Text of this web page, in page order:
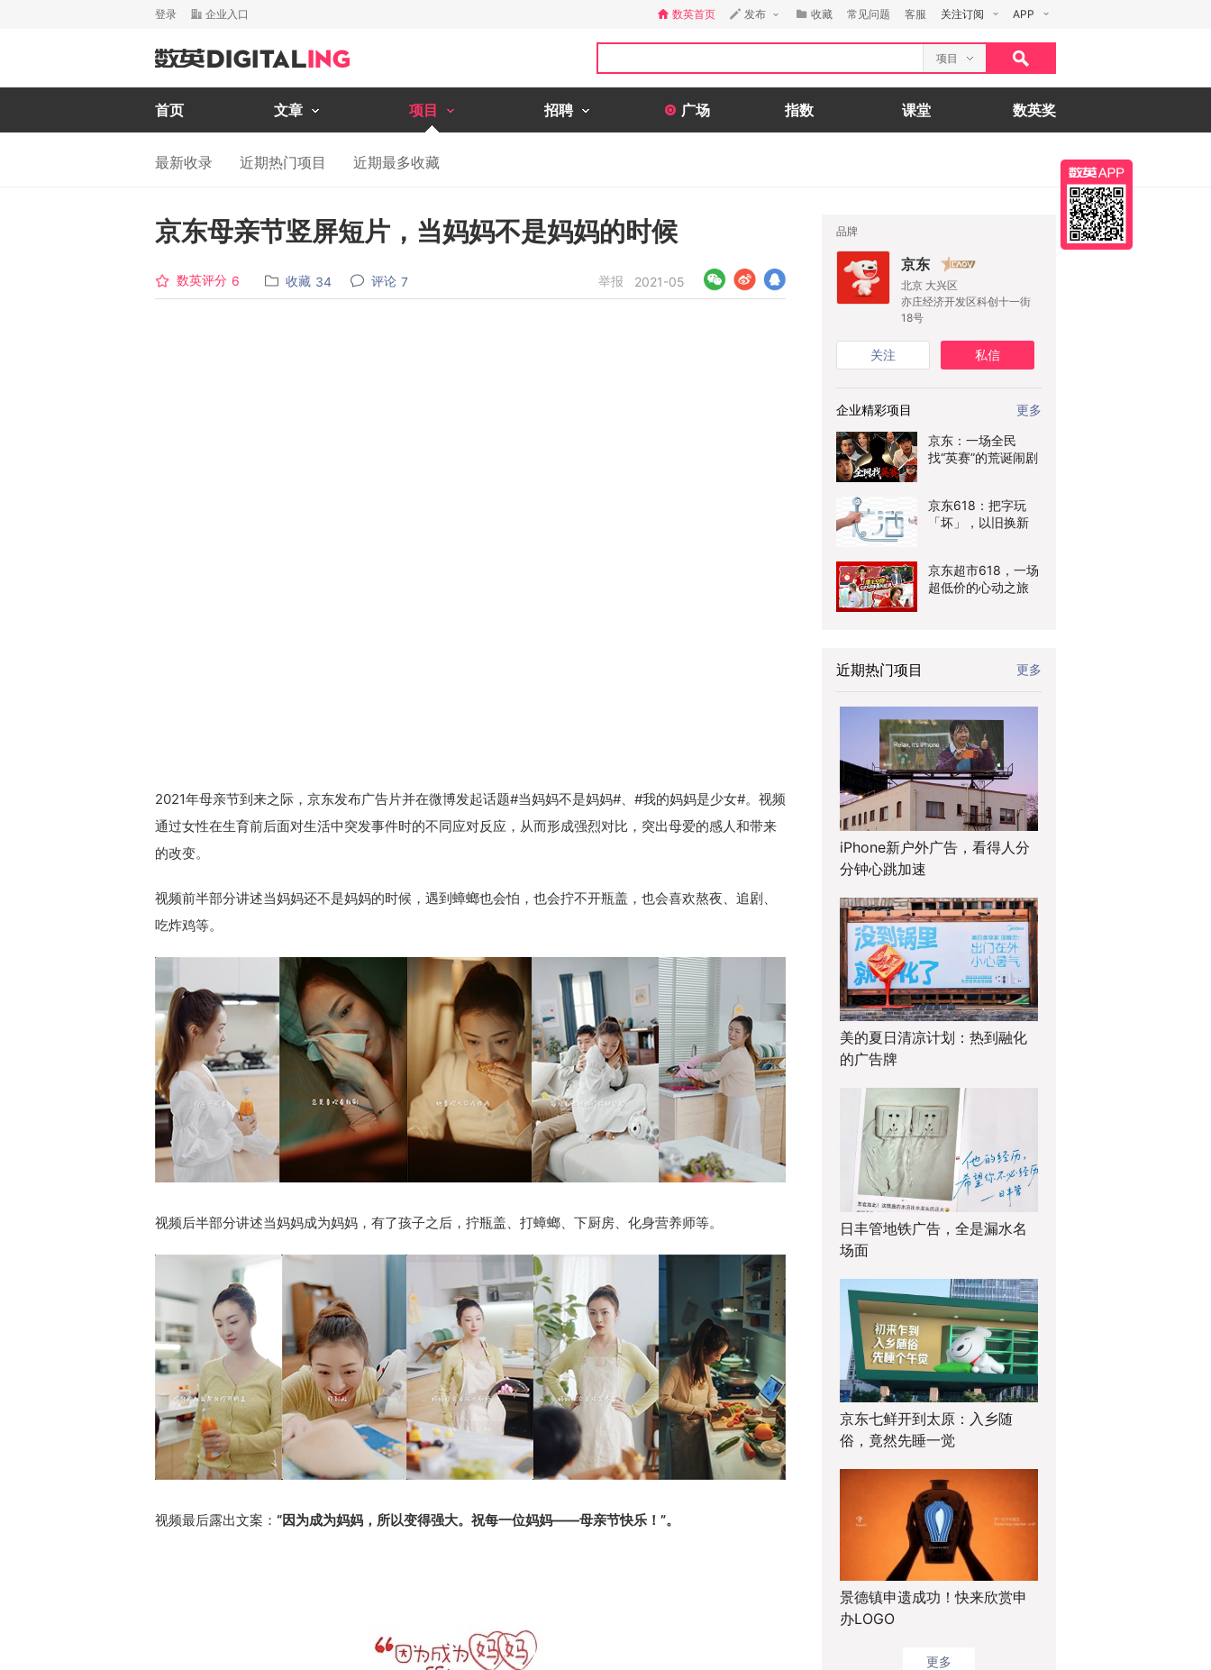
登录 企业入口 数英首页 发布 收藏 常见问题 客服 关注订阅 APP
项目
首页 文章 项目 招聘 广场 指数 课堂 数英奖
最新收录 近期热门项目 近期最多收藏
京东母亲节竖屏短片，当妈妈不是妈妈的时候
数英评分 6 收藏 34 评论 7 举报 2021-05
2021年母亲节到来之际，京东发布广告片并在微博发起话题#当妈妈不是妈妈#、#我的妈妈是少女#。视频
通过女性在生育前后面对生活中突发事件时的不同应对反应，从而形成强烈对比，突出母爱的感人和带来
的改变。
视频前半部分讲述当妈妈还不是妈妈的时候，遇到蟑螂也会怕，也会拧不开瓶盖，也会喜欢熬夜、追剧、
吃炸鸡等。
视频后半部分讲述当妈妈成为妈妈，有了孩子之后，拧瓶盖、打蟑螂、下厨房、化身营养师等。
视频最后露出文案： “因为成为妈妈，所以变得强大。祝每一位妈妈——母亲节快乐！”。
品牌
京东
北京 大兴区
亦庄经济开发区科创十一街
18号
关注 私信
企业精彩项目 更多
京东：一场全民
找“英赛”的荒诞闹剧
京东618：把字玩
「坏」，以旧换新
京东超市618，一场
超低价的心动之旅
近期热门项目 更多
iPhone新户外广告，看得人分
分钟心跳加速
美的夏日清凉计划：热到融化
的广告牌
日丰管地铁广告，全是漏水名
场面
京东七鲜开到太原：入乡随
俗，竟然先睡一觉
景德镇申遗成功！快来欣赏申
办LOGO
更多